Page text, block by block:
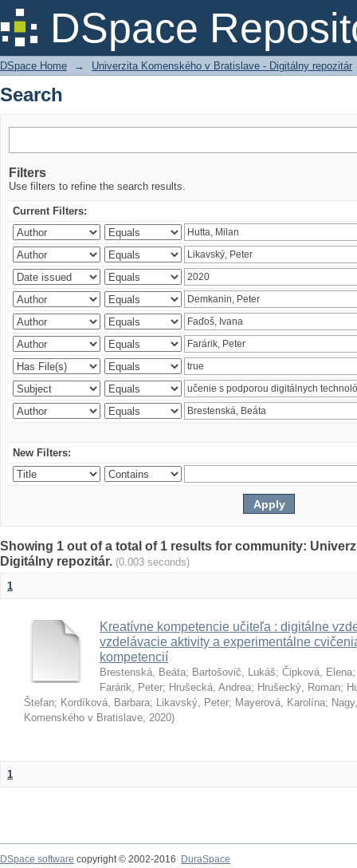
DSpace
Search
DSpace Home → Univerzita Komenského v Bratislave - Digitálny repozitár
Search
Filters
Use filters to refine the search results.
Current Filters:
New Filters:
Showing 1 out of a total of 1 results for community:
Digitálny repozitár. (0.003 seconds)
1
Kreatívne kompetencie učiteľa : digitálne
vzdelávacie aktivity a experimentálne
kompetencií
Brestenská, Beáta; Bartošovič, Lukáš; Čipková, Elena
Farárik, Peter; Hrušecká, Andrea; Hrušecký, Roman;
Štefan; Kordíková, Barbara; Likavský, Peter; Mayerová, Karolína;
Komenského v Bratislave, 2020)
1
DSpace software copyright © 2002-2016
DuraSpace